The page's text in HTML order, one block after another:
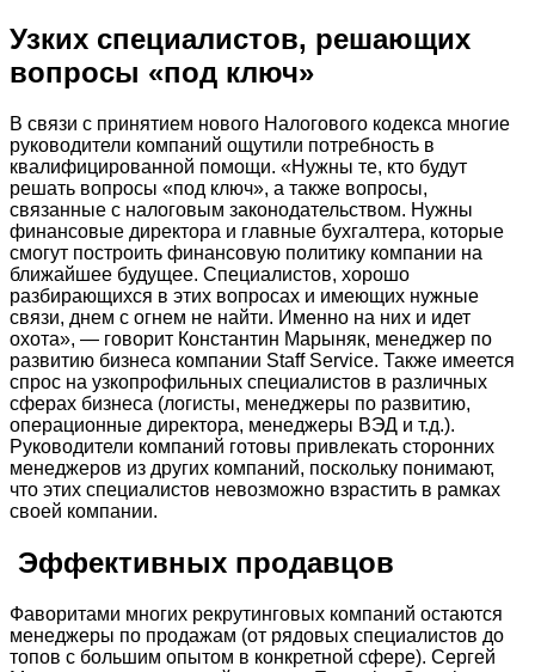
Узких специалистов, решающих
вопросы «под ключ»
В связи с принятием нового Налогового кодекса многие
руководители компаний ощутили потребность в
квалифицированной помощи. «Нужны те, кто будут
решать вопросы «под ключ», а также вопросы,
связанные с налоговым законодательством. Нужны
финансовые директора и главные бухгалтера, которые
смогут построить финансовую политику компании на
ближайшее будущее. Специалистов, хорошо
разбирающихся в этих вопросах и имеющих нужные
связи, днем с огнем не найти. Именно на них и идет
охота», — говорит Константин Марыняк, менеджер по
развитию бизнеса компании Staff Service. Также имеется
спрос на узкопрофильных специалистов в различных
сферах бизнеса (логисты, менеджеры по развитию,
операционные директора, менеджеры ВЭД и т.д.).
Руководители компаний готовы привлекать сторонних
менеджеров из других компаний, поскольку понимают,
что этих специалистов невозможно взрастить в рамках
своей компании.
Эффективных продавцов
Фаворитами многих рекрутинговых компаний остаются
менеджеры по продажам (от рядовых специалистов до
топов с большим опытом в конкретной сфере). Сергей